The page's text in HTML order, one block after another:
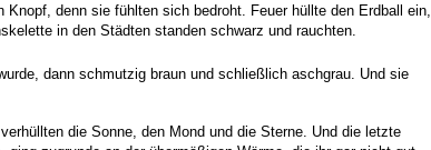
Knopf, denn sie fühlten sich bedroht.
Feuer hüllte den Erdball ein,
in den Städten standen schwarz und rauchten.
dann schmutzig braun und schließlich aschgrau. Und sie
die Sonne, den Mond und die Sterne. Und die letzte